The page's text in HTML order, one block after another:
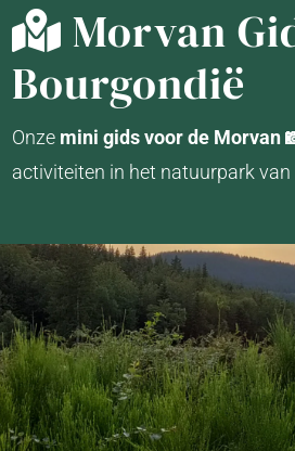
Morvan
Bourgondië
Onze mini gids voor de Morvan
activiteiten in het natuurpark